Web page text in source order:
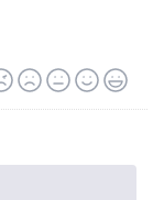
kí)